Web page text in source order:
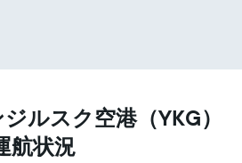
ルスク空港​（YKG​）
航状況